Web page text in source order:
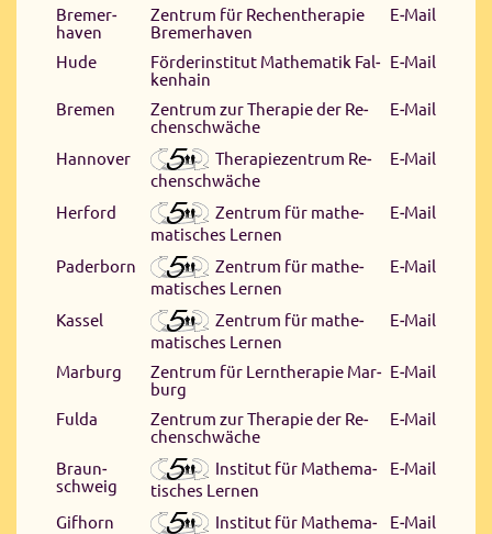
Bre­mer­
haven
Zen­trum für Re­chen­the­ra­pie
Bre­mer­haven
E‑Mail
Hu­de
För­der­in­sti­tut Ma­the­ma­tik Fal­
ken­hain
E‑Mail
Bre­men
Zen­trum zur The­ra­pie der Re­
chen­schwä­che
E‑Mail
Han­no­ver
The­ra­pie­zen­trum Re­
chen­schwä­che
E‑Mail
Her­ford
Zen­trum für ma­the­
ma­ti­sches Ler­nen
E‑Mail
Pa­der­born
Zen­trum für ma­the­
ma­ti­sches Ler­nen
E‑Mail
Kas­sel
Zen­trum für ma­the­
ma­ti­sches Ler­nen
E‑Mail
Mar­burg
Zen­trum für Lern­the­ra­pie Mar­
burg
E‑Mail
Ful­da
Zen­trum zur The­ra­pie der Re­
chen­schwä­che
E‑Mail
Braun­
schweig
In­sti­tut für Ma­the­ma­
ti­sches Ler­nen
E‑Mail
Gif­horn
In­sti­tut für Ma­the­ma­
E‑Mail